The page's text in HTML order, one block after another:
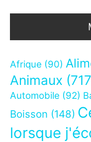
Afrique (90)
Animaux
Automobile (92)
Boisson (148)
lorsque